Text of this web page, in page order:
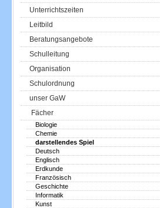
Unterrichtszeiten
Leitbild
Beratungsangebote
Schulleitung
Organisation
Schulordnung
unser GaW
Fächer
Biologie
Chemie
darstellendes Spiel
Deutsch
Englisch
Erdkunde
Französisch
Geschichte
Informatik
Kunst